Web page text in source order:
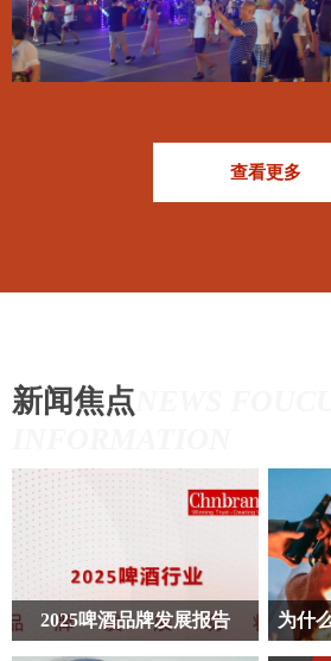
查看更多
新闻焦点
2025啤酒品牌发展报告